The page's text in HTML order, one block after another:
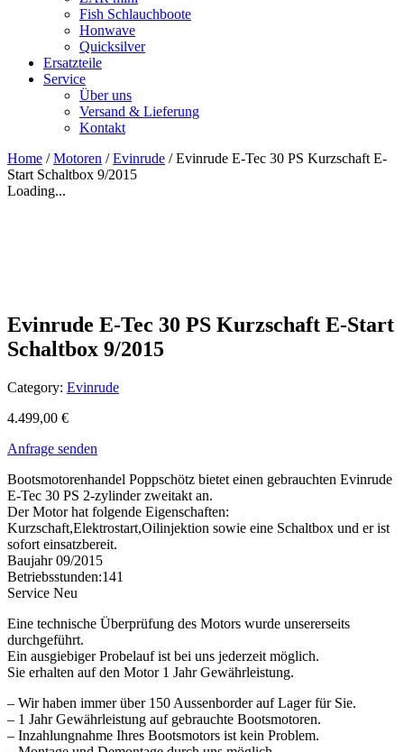
Fish Schlauchboote
Honwave
Quicksilver
Ersatzteile
Service
Über uns
Versand & Lieferung
Kontakt
Home /Motoren /Evinrude / Evinrude E-Tec 30 PS Kurzschaft E-
Start Schaltbox 9/2015
Loading...
Evinrude E-Tec 30 PS Kurzschaft E-Start
Schaltbox 9/2015
Category: Evinrude
4.499,00 €
Anfrage senden
Bootsmotorenhandel Poppschötz bietet einen gebrauchten Evinrude
E-Tec 30 PS 2-zylinder zweitakt an.
Der Motor hat folgende Eigenschaften:
Kurzschaft,Elektrostart,Oilinjektion sowie eine Schaltbox und er ist
sofort einsatzbereit.
Baujahr 09/2015
Betriebsstunden:141
Service Neu
Eine technische Überprüfung des Motors wurde unsererseits
durchgeführt.
Ein ausgiebiger Probelauf ist bei uns jederzeit möglich.
Sie erhalten auf den Motor 1 Jahr Gewährleistung.
– Wir haben immer über 150 Aussenborder auf Lager für Sie.
– 1 Jahr Gewährleistung auf gebrauchte Bootsmotoren.
– Inzahlungnahme Ihres Bootsmotors ist kein Problem.